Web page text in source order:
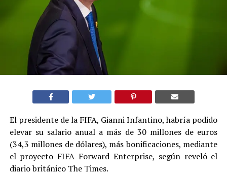
El presidente de la FIFA, Gianni Infantino, habría podido
elevar su salario anual a más de 30 millones de euros
(34,3 millones de dólares), más bonificaciones, mediante
el proyecto FIFA Forward Enterprise, según reveló el
diario británico The Times.